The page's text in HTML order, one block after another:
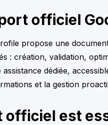
officiel
propose une
: création, validation,
assistance dédiée,
et la gestion
officiel est